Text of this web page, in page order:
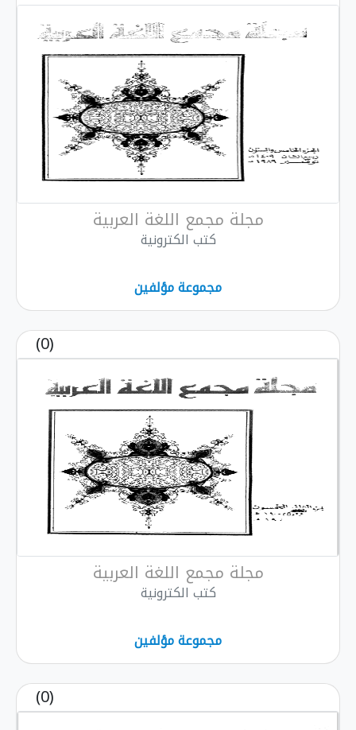
مجلة مجمع اللغة العربية
كتب الكترونية
مجموعة مؤلفين
(0)
مجلة مجمع اللغة العربية
كتب الكترونية
مجموعة مؤلفين
(0)